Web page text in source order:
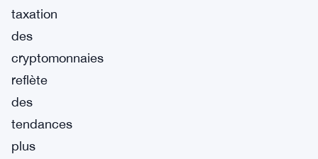
taxation
des
cryptomonnaies
reflète
des
tendances
plus